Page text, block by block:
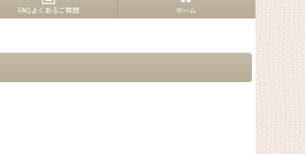
FAQよくあるご質問 ホーム